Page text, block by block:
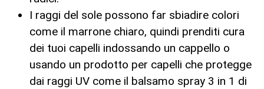
I raggi del sole possono far sbiadire colori
come il marrone chiaro, quindi prenditi cura
dei tuoi capelli indossando un cappello o
usando un prodotto per capelli che protegge
dai raggi UV come il balsamo spray 3 in 1 di